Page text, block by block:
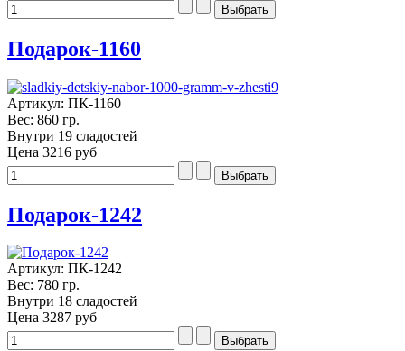
Подарок-1160
Артикул: ПК-1160
Вес: 860 гр.
Внутри 19 сладостей
Цена 3216 руб
Подарок-1242
Артикул: ПК-1242
Вес: 780 гр.
Внутри 18 сладостей
Цена 3287 руб